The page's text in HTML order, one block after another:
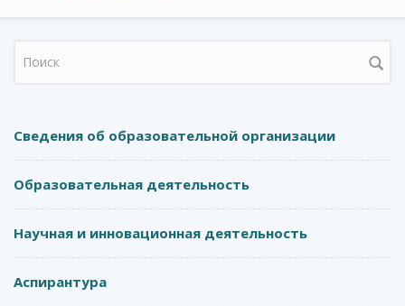
Форма поиска
Сведения об образовательной организации
Образовательная деятельность
Научная и инновационная деятельность
Аспирантура